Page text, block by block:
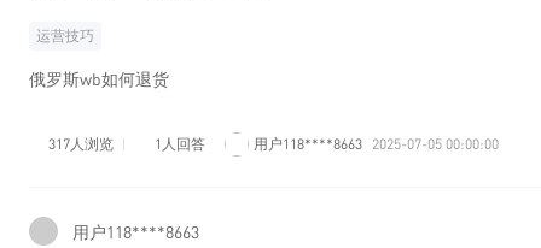
运营技巧
俄罗斯wb如何退货
317人浏览 1人回答 用户118****8663 2025-07-05 00:00:00
用户118****8663